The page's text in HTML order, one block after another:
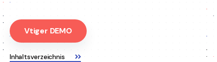
Vtiger DEMO
Inhaltsverzeichnis